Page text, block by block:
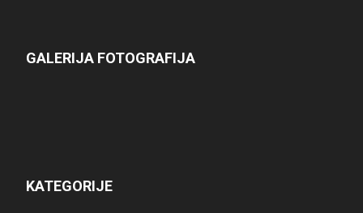
GALERIJA FOTOGRAFIJA
KATEGORIJE